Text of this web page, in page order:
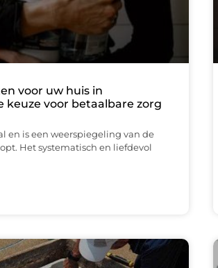
voor uw huis in
keuze voor betaalbare zorg
en is een weerspiegeling van de
Het systematisch en liefdevol